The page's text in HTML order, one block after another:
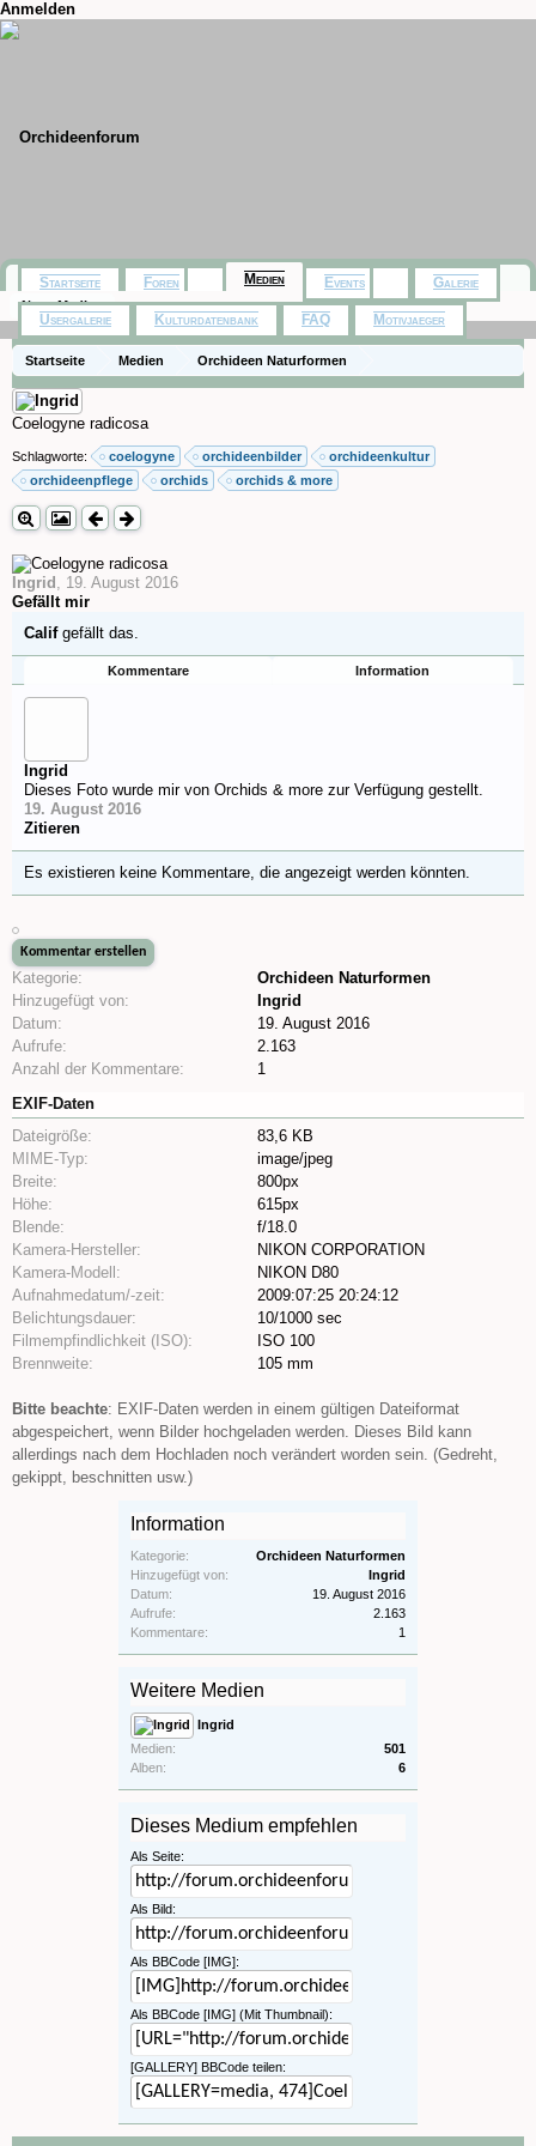
Anmelden
Startseite Medien Orchideen Naturformen
Coelogyne radicosa
Schlagworte: coelogyne orchideenbilder
orchideenkultur
orchideenpflege
orchids orchids & more
Ingrid , 19. August 2016
Gefällt mir
Califgefällt das.
Kommentare Information
Ingrid
Dieses Foto wurde mir von Orchids & more zur Verfügung gestellt.
19. August 2016
Zitieren
Es existieren keine Kommentare, die angezeigt werden könnten.
Kategorie:
Orchideen Naturformen
Hinzugefügt von:
Ingrid
Datum:
19. August 2016
Aufrufe:
2.163
Anzahl der Kommentare:
1
EXIF-Daten
Dateigröße:
83,6 KB
MIME-Typ:
image/jpeg
Breite:
800px
Höhe:
615px
Blende:
f/18.0
Kamera-Hersteller:
NIKON CORPORATION
Kamera-Modell:
NIKON D80
Aufnahmedatum/-zeit:
2009:07:25 20:24:12
Belichtungsdauer:
10/1000 sec
Filmempfindlichkeit (ISO):
ISO 100
Brennweite:
105 mm
Bitte beachte: EXIF-Daten werden in einem gültigen Dateiformat
abgespeichert, wenn Bilder hochgeladen werden. Dieses Bild kann
allerdings nach dem Hochladen noch verändert worden sein. (Gedreht,
gekippt, beschnitten usw.)
Information
Kategorie:
Orchideen Naturformen
Hinzugefügt von:
Ingrid
Datum:
19. August 2016
Aufrufe:
2.163
Kommentare:
1
Weitere Medien
Ingrid
Medien:
501
Alben:
6
Dieses Medium empfehlen
Als Seite:
Als Bild:
Als BBCode [IMG]:
Als BBCode [IMG] (Mit Thumbnail):
[GALLERY] BBCode teilen:
Startseite Foren Medien
Neue Medien
Events Galerie
Usergalerie Kulturdatenbank FAQ Motivjaeger